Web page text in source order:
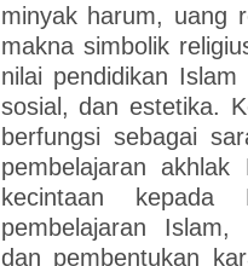
minyak harum, uang
makna simbolik
nilai pendidikan
sosial, dan estetika.
berfungsi sebagai
pembelajaran
kecintaan kepada
pembelajaran Islam,
dan pembentukan